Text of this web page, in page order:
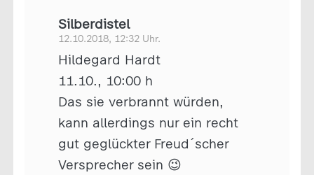
Silberdistel
12.10.2018, 12:32 Uhr.
Hildegard Hardt
11.10., 10:00 h
Das sie verbrannt würden,
kann allerdings nur ein recht
gut geglückter Freud´scher
Versprecher sein 😉